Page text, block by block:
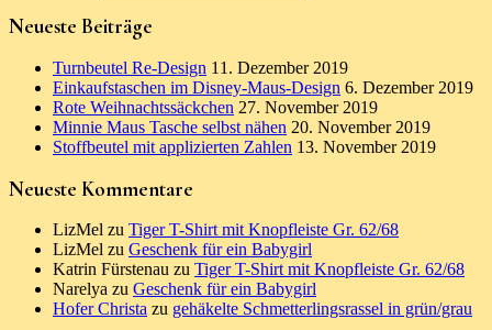
Neueste Beiträge
Turnbeutel Re-Design 11. Dezember 2019
Einkaufstaschen im Disney-Maus-Design 6. Dezember 2019
Rote Weihnachtssäckchen 27. November 2019
Minnie Maus Tasche selbst nähen 20. November 2019
Stoffbeutel mit applizierten Zahlen 13. November 2019
Neueste Kommentare
LizMel zu Tiger T-Shirt mit Knopfleiste Gr. 62/68
LizMel zu Geschenk für ein Babygirl
Katrin Fürstenau zu Tiger T-Shirt mit Knopfleiste Gr. 62/68
Narelya zu Geschenk für ein Babygirl
Hofer Christa zu gehäkelte Schmetterlingsrassel in grün/grau